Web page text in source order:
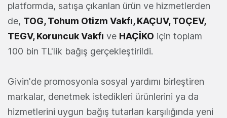
platformda, satışa çıkarılan ürün ve hizmetlerden
de, TOG, Tohum Otizm Vakfı, KAÇUV, TOÇEV,
TEGV, Koruncuk Vakfı ve HAÇİKO için toplam
100 bin TL'lik bağış gerçekleştirildi.
Givin'de promosyonla sosyal yardımı birleştiren
markalar, denetmek istedikleri ürünlerini ya da
hizmetlerini uygun bağış tutarları karşılığında yeni